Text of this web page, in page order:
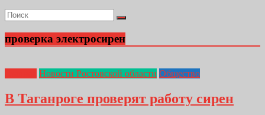
проверка электросирен
Новости Ростовской области Общество
В Таганроге проверят работу сирен